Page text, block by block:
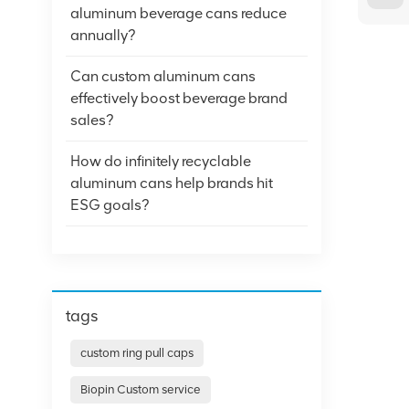
aluminum beverage cans reduce
annually?
Can custom aluminum cans
effectively boost beverage brand
sales?
How do infinitely recyclable
aluminum cans help brands hit
ESG goals?
tags
custom ring pull caps
Biopin Custom service